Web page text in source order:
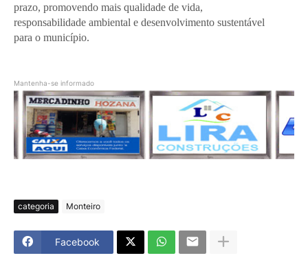
prazo, promovendo mais qualidade de vida,
responsabilidade ambiental e desenvolvimento sustentável
para o município.
Mantenha-se informado
categoria Monteiro
Facebook